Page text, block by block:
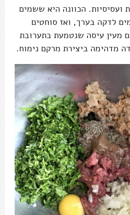
ועסיסיות. הכוונה היא ששמים
לדקה בערך, ואז סוחטים
מעין עיסה שנטמעת בתערובת
מדהימה ביצירת מרקם נימוח.